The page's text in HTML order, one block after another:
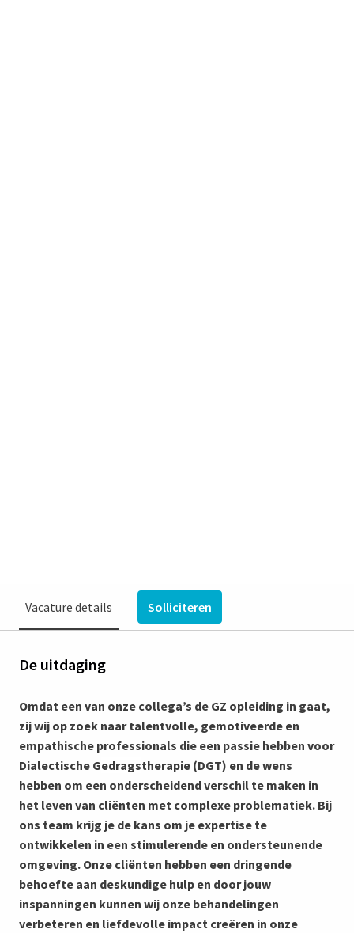
Vacature details Solliciteren
De uitdaging
Omdat een van onze collega’s de GZ opleiding in gaat,
zij wij op zoek naar talentvolle, gemotiveerde en
empathische professionals die een passie hebben voor
Dialectische Gedragstherapie (DGT) en de wens
hebben om een onderscheidend verschil te maken in
het leven van cliënten met complexe problematiek. Bij
ons team krijg je de kans om je expertise te
ontwikkelen in een stimulerende en ondersteunende
omgeving. Onze cliënten hebben een dringende
behoefte aan deskundige hulp en door jouw
inspanningen kunnen wij onze behandelingen
verbeteren en liefdevolle impact creëren in onze